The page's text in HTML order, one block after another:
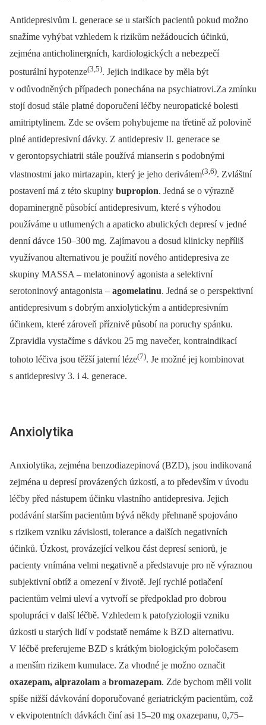
Antidepresivům I. generace se u starších pacientů pokud možno
snažíme vyhýbat vzhledem k rizikům nežádoucích účinků,
zejména anticholinergních, kardiologických a nebezpečí
posturální hypotenze(3,5). Jejich indikace by měla být
v odůvodněných případech ponechána na psychiatrovi.Za zmínku
stojí dosud stále platné doporučení léčby neuropatické bolesti
amitriptylinem. Zde se ovšem pohybujeme na třetině až polovině
plné antidepresivní dávky. Z antidepresiv II. generace se
v gerontopsychiatrii stále používá mianserin s podobnými
vlastnostmi jako mirtazapin, který je jeho derivátem(3,6). Zvláštní
postavení má z této skupiny bupropion. Jedná se o výrazně
dopaminergně působící antidepresivum, které s výhodou
používáme u utlumených a apaticko abulických depresí v jedné
denní dávce 150–300 mg. Zajímavou a dosud klinicky nepříliš
využívanou alternativou je použití nového antidepresiva ze
skupiny MASSA –⁠ melatoninový agonista a selektivní
serotoninový antagonista –⁠ agomelatinu. Jedná se o perspektivní
antidepresivum s dobrým anxiolytickým a antidepresivním
účinkem, které zároveň příznivě působí na poruchy spánku.
Zpravidla vystačíme s dávkou 25 mg navečer, kontraindikací
tohoto léčiva jsou těžší jaterní léze(7). Je možné jej kombinovat
s antidepresivy 3. i 4. generace.
Anxiolytika
Anxiolytika, zejména benzodiazepinová (BZD), jsou indikovaná
zejména u depresí provázených úzkostí, a to především v úvodu
léčby před nástupem účinku vlastního antidepresiva. Jejich
podávání starším pacientům bývá někdy přehnaně spojováno
s rizikem vzniku závislosti, tolerance a dalších negativních
účinků. Úzkost, provázející velkou část depresí seniorů, je
pacienty vnímána velmi negativně a představuje pro ně výraznou
subjektivní obtíž a omezení v životě. Její rychlé potlačení
pacientům velmi uleví a vytvoří se předpoklad pro dobrou
spolupráci v další léčbě. Vzhledem k patofyziologii vzniku
úzkosti u starých lidí v podstatě nemáme k BZD alternativu.
V léčbě preferujeme BZD s krátkým biologickým poločasem
a menším rizikem kumulace. Za vhodné je možno označit
oxazepam, alprazolam a bromazepam. Zde bychom měli volit
spíše nižší dávkování doporučované geriatrickým pacientům, což
v ekvipotentních dávkách činí asi 15–20 mg oxazepanu, 0,75–